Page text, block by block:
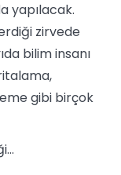
yapılacak.
zirvede
bilim insanı
gibi birçok